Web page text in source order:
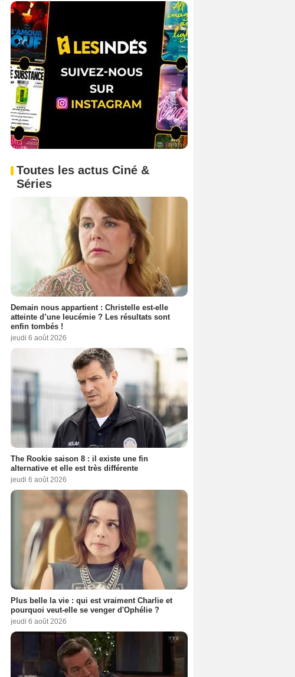
Toutes les actus Ciné &
Séries
Demain nous appartient : Christelle est-elle
atteinte d’une leucémie ? Les résultats sont
enfin tombés !
jeudi 6 août 2026
The Rookie saison 8 : il existe une fin
alternative et elle est très différente
jeudi 6 août 2026
Plus belle la vie : qui est vraiment Charlie et
pourquoi veut-elle se venger d'Ophélie ?
jeudi 6 août 2026